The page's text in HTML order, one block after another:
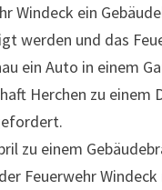
Windeck ein
werden und das
ein Auto in einem
Herchen zu
zu einem
Feuerwehr